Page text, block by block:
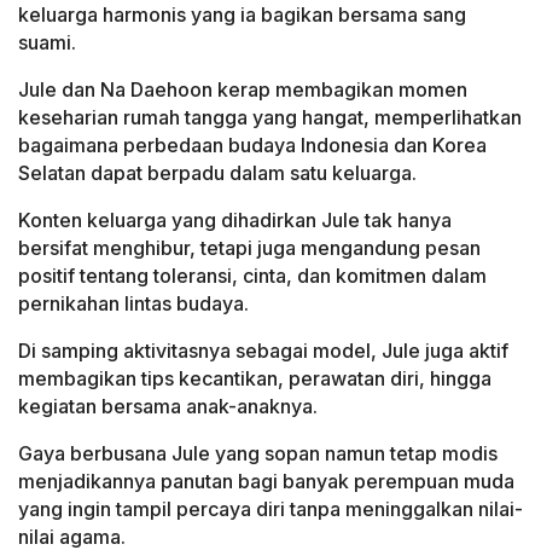
keluarga harmonis yang ia bagikan bersama sang
suami.
Jule dan Na Daehoon kerap membagikan momen
keseharian rumah tangga yang hangat, memperlihatkan
bagaimana perbedaan budaya Indonesia dan Korea
Selatan dapat berpadu dalam satu keluarga.
Konten keluarga yang dihadirkan Jule tak hanya
bersifat menghibur, tetapi juga mengandung pesan
positif tentang toleransi, cinta, dan komitmen dalam
pernikahan lintas budaya.
Di samping aktivitasnya sebagai model, Jule juga aktif
membagikan tips kecantikan, perawatan diri, hingga
kegiatan bersama anak-anaknya.
Gaya berbusana Jule yang sopan namun tetap modis
menjadikannya panutan bagi banyak perempuan muda
yang ingin tampil percaya diri tanpa meninggalkan nilai-
nilai agama.